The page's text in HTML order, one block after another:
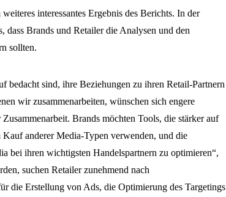
interessantes Ergebnis des Berichts. In der
dass Brands und Retailer die Analysen und den
sollten.
bedacht sind, ihre Beziehungen zu ihren Retail-Partnern
wir zusammenarbeiten, wünschen sich engere
Brands möchten Tools, die stärker auf
anderer Media-Typen verwenden, und die
bei ihren wichtigsten Handelspartnern zu optimieren“,
suchen Retailer zunehmend nach
die Erstellung von Ads, die Optimierung des Targetings